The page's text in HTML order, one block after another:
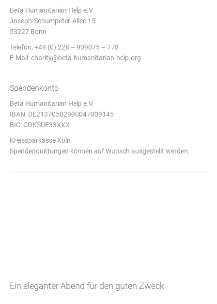
Beta Humanitarian Help e.V.
Joseph-Schumpeter-Allee 15
53227 Bonn
Telefon: +49 (0) 228 – 909075 – 778
E-Mail:charity@beta-humanitarian-help.org
Spendenkonto
Beta Humanitarian Help e.V.
IBAN: DE21370502990047009145
BIC: COKSDE33XXX
Kreissparkasse Köln
Spendenquittungen können auf Wunsch ausgestellt werden.
Ein eleganter Abend für den guten Zweck